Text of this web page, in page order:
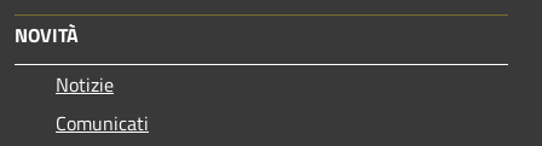
NOVITÀ
Notizie
Comunicati